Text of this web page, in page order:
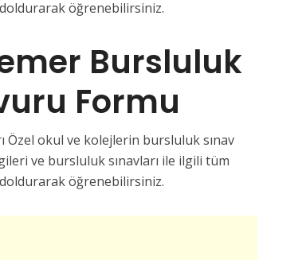
öğrenebilirsiniz.
Bursluluk
Formu
Özel okul ve kolejlerin bursluluk sınav
ve bursluluk sınavları ile ilgili tüm
öğrenebilirsiniz.